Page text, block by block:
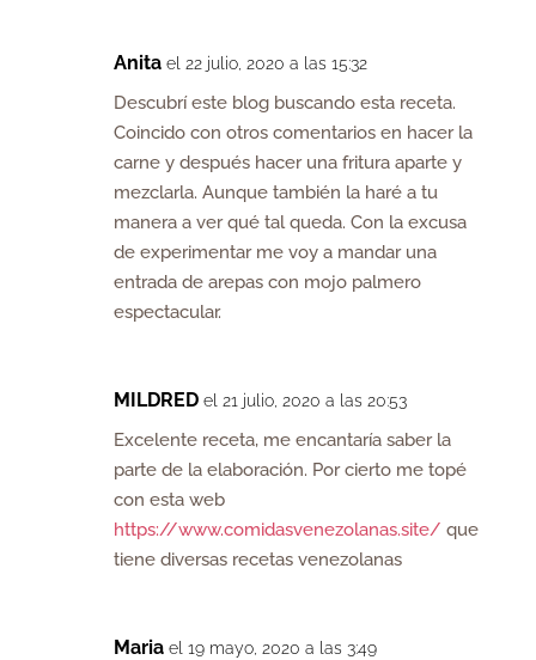
Anita el 22 julio, 2020 a las 15:32
Descubrí este blog buscando esta receta.
Coincido con otros comentarios en hacer la
carne y después hacer una fritura aparte y
mezclarla. Aunque también la haré a tu
manera a ver qué tal queda. Con la excusa
de experimentar me voy a mandar una
entrada de arepas con mojo palmero
espectacular.
MILDRED el 21 julio, 2020 a las 20:53
Excelente receta, me encantaría saber la
parte de la elaboración. Por cierto me topé
con esta web
https://www.comidasvenezolanas.site/ que
tiene diversas recetas venezolanas
Maria el 19 mayo, 2020 a las 3:49